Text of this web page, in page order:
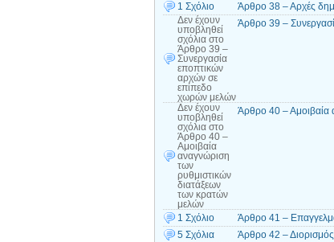
1 Σχόλιο
Άρθρο 38 – Αρχές
Δεν έχουν
υποβληθεί
σχόλια στο
Άρθρο 39 –
Συνεργασία
εποπτικών
αρχών σε
επίπεδο
χωρών μελών
Άρθρο 39 –
Δεν έχουν
υποβληθεί
σχόλια στο
Άρθρο 40 –
Αμοιβαία
αναγνώριση
των
ρυθμιστικών
διατάξεων
των κρατών
μελών
Άρθρο 40 – Αμοιβαία
1 Σχόλιο
Άρθρο 41 –
5 Σχόλια
Άρθρο 42 – Διορισμός